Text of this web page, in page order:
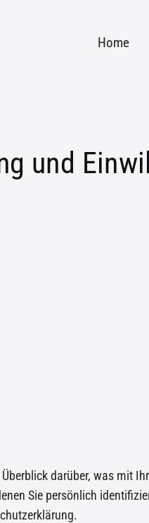
Home
und
darüber, was mit
Sie persönlich